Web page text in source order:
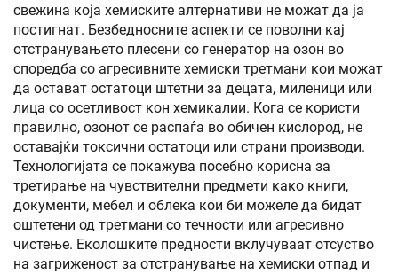
свежина која хемиските алтернативи не можат да ја
постигнат. Безбедносните аспекти се поволни кај
отстранувањето плесени со генератор на озон во
споредба со агресивните хемиски третмани кои можат
да остават остатоци штетни за децата, миленици или
лица со осетливост кон хемикалии. Кога се користи
правилно, озонот се распаѓа во обичен кислород, не
оставајќи токсични остатоци или страни производи.
Технологијата се покажува посебно корисна за
третирање на чувствителни предмети како книги,
документи, мебел и облека кои би можеле да бидат
оштетени од третмани со течности или агресивно
чистење. Еколошките предности вклучуваат отсуство
на загриженост за отстранување на хемиски отпад и